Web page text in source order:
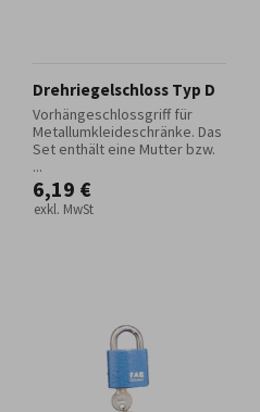
Drehriegelschloss Typ D
Vorhängeschlossgriff für
Metallumkleideschränke. Das
Set enthält eine Mutter bzw.
...
6,19 €
exkl. MwSt